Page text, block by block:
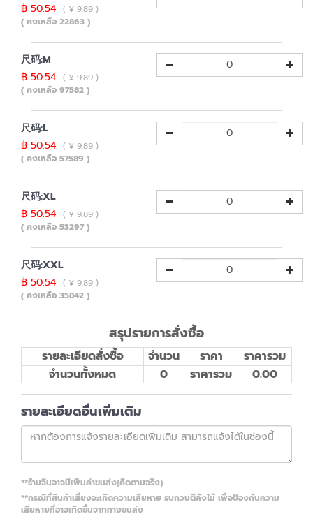
฿ 50.54 ( ¥ 9.89 )
( คงเหลือ 22863 )
尺码:M
฿ 50.54 ( ¥ 9.89 )
( คงเหลือ 97582 )
尺码:L
฿ 50.54 ( ¥ 9.89 )
( คงเหลือ 57589 )
尺码:XL
฿ 50.54 ( ¥ 9.89 )
( คงเหลือ 53297 )
尺码:XXL
฿ 50.54 ( ¥ 9.89 )
( คงเหลือ 35842 )
สรุปรายการสั่งซื้อ
รายละเอียดสั่งซื้อ จำนวน ราคา
ราคารวม
จำนวนทั้งหมด
0 ราคารวม 0.00
รายละเอียดอื่นเพิ่มเติม
**ร้านจีนอาจมีเพิ่มค่าขนส่ง(คิดตามจริง)
**กรณีที่สินค้าเสี่ยงจะเกิดความเสียหาย รบกวนตีลังไม้ เพื่อป้องกันความ
เสียหายที่อาจเกิดขึ้นจากทางขนส่ง